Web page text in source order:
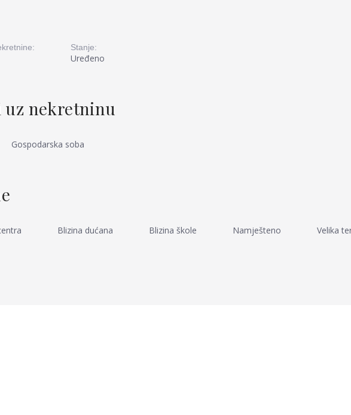
Stanje:
Uređeno
uz nekretninu
Gospodarska soba
Blizina dućana Blizina škole Namješteno Velika